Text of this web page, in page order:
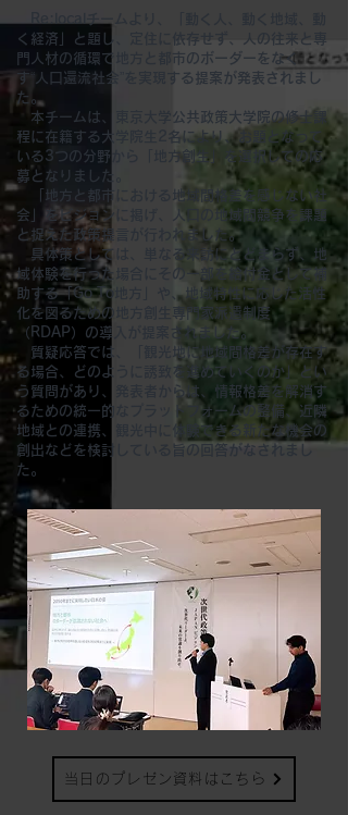
く経済」と題し、定住に依存せず、人の往来と専
門人材の循環で地方と都市のボーダーをなく
す“人口還流社会”を実現する提案が発表されまし
た。
本チームは、東京大学公共政策大学院の修士課
程に在籍する大学院生2名により、お題となって
いる3つの分野から「地方創生」を選択しての応
募となりました。
「地方と都市における地域間格差を感じない社
会」をビジョンに掲げ、人口の地域間競争を課題
と捉えた政策提言が行われました。
具体策としては、単なる来訪にとどまらず、地
域体験を行った場合にその一部を給付金として補
助する「Go To地方」や、地域特性に応じた活性
化を図るための地方創生専門家派遣制度
（RDAP）の導入が提案されました。
質疑応答では、「観光地に地域間格差が存在す
る場合、どのように誘致を進めていくのか」とい
う質問があり、発表者からは、情報格差を解消す
るための統一的なプラットフォームの整備、近隣
地域との連携、観光中に体験できる新たな機会の
創出などを検討している旨の回答がなされまし
た。
当日のプレゼン資料はこちら